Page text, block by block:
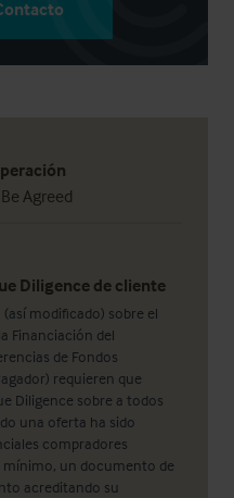
Agreed
Diligence de cliente
modificado) sobre el
Financiación del
de Fondos
requieren que
Diligence sobre a todos
una oferta ha sido
compradores
un documento de
acreditando su